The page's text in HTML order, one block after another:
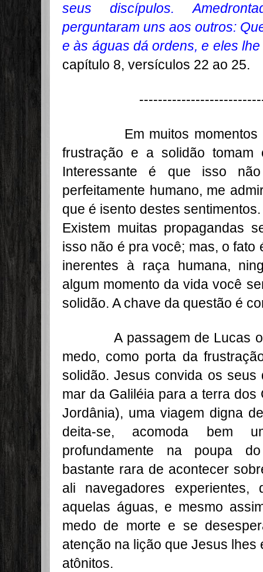
seus discípulos.
perguntaram uns aos outros:
e às águas dá ordens, e eles
capítulo 8, versículos 22 ao 25.
Em muitos momentos de
frustração e a solidão tomam
Interessante é que isso
perfeitamente humano, me
que é isento destes sentimentos.
Existem muitas propagandas
isso não é pra você; mas, o
inerentes à raça humana,
algum momento da vida você
solidão. A chave da questão é
A passagem de Lucas oito
medo, como porta da
solidão. Jesus convida os
mar da Galiléia para a terra
Jordânia), uma viagem digna
deita-se, acomoda bem
profundamente na poupa
bastante rara de acontecer
ali navegadores experientes,
aquelas águas, e mesmo
medo de morte e se
atenção na lição que Jesus
atônitos.